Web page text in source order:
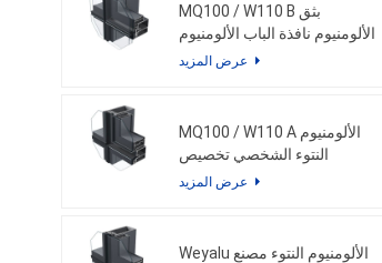
MQ100 / W110 B بثق
الألومنيوم نافذة الباب الألومنيوم
الحائط الساتر حسب الطلب حل
MQ100 / W110 A الألومنيوم
النتوء الشخصي تخصيص
الألومنيوم الشخصي نافذة الباب
Weyalu الألومنيوم النتوء مصنع